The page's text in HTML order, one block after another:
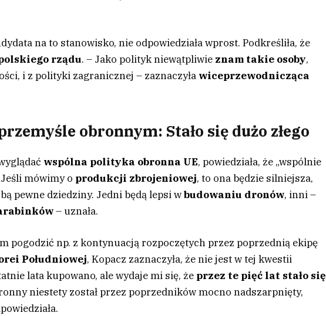
na to stanowisko, nie odpowiedziała wprost. Podkreśliła, że
rządu. – Jako polityk niewątpliwie znam takie osoby,
i z polityki zagranicznej – zaznaczyła wiceprzewodnicząca
obronnym: Stało się dużo złego
wspólna polityka obronna UE, powiedziała, że „wspólnie
mówimy o produkcji zbrojeniowej, to ona będzie silniejsza,
pewne dziedziny. Jedni będą lepsi wbudowaniu dronów, inni –
– uznała.
pogodzić np. z kontynuacją rozpoczętych przez poprzednią ekipę
Południowej, Kopacz zaznaczyła, że nie jest w tej kwestii
lata kupowano, ale wydaje mi się, że przez te pięć lat stało się
niestety został przez poprzedników mocno nadszarpnięty,